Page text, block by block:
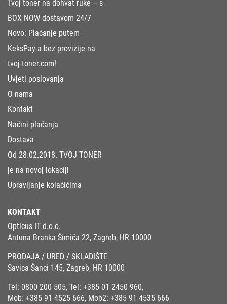
Tvoj toner na dohvat ruke – s
BOX NOW dostavom 24/7
Novo: Plaćanje putem
KeksPay-a bez provizije na
tvoj-toner.com!
Uvjeti poslovanja
O nama
Kontakt
Načini plaćanja
Dostava
Od 28.02.2018. TVOJ TONER
je na novoj lokaciji
Upravljanje kolačićima
KONTAKT
Opticus IT d.o.o.
Antuna Branka Šimića 22, Zagreb, HR 10000
PRODAJA / URED / SKLADIŠTE
Savica Šanci 145, Zagreb, HR 10000
Tel: 0800 200 505, Tel: +385 01 2450 960,
Mob: +385 91 4525 666, Mob2: +385 91 4535 666